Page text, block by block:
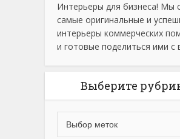
Интерьеры для бизнеса! Мы
самые оригинальные и
интерьеры коммерческих
и готовые поделиться ими с
Выберите